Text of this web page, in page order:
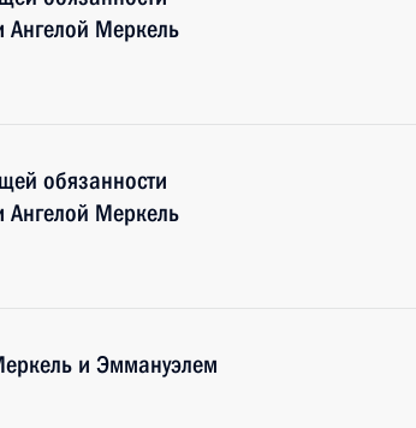
Ангелой Меркель
обязанности
Ангелой Меркель
и Эммануэлем